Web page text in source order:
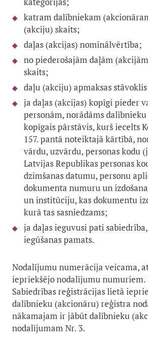
katram dalībniekam
(akciju) skaits;
daļas (akcijas) nominālvērtība;
no piederošajām daļām
skaits;
daļu (akciju) apmaksas
ja daļas (akcijas) kopīgi pieder
personām, norādāms
kopīgais pārstāvis, kurš iecelts
157. pantā noteiktajā kārtībā,
vārdu, uzvārdu, personas kodu
Latvijas Republikas personas
dzimšanas datumu, personu
dokumenta numuru un
un institūciju, kas dokumentu
kurā tas sasniedzams;
ja daļas ieguvusi pati
iegūšanas pamats.
Nodalījumu numerācija veicama,
iepriekšējo nodalījumu numuriem.
Sabiedrības reģistrācijas lietā
dalībnieku (akcionāru) reģistra
nākamajam ir jābūt dalībnieku
nodalījumam Nr. 3.